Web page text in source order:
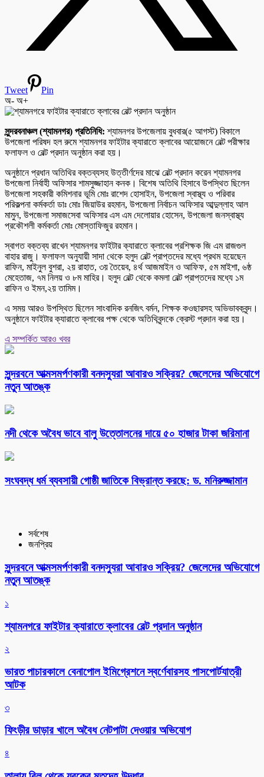
Tweet
Pin
অ- অ+
সুন্দরবনাঞ্চল (শ্যামনগর) প্রতিনিধি: শ্যামনগর উপজেলায় বুধবার(৫ আগস্ট) বিকালে
উপজেলা পরিষদ হল রুমে শ্যামনগর ফাইটার ক্যারাতে ক্লাবের আয়োজনে বেল্ট পরীক্ষার
ফলাফল ও বেল্ট প্রদান অনুষ্ঠান করা হয়।
অনুষ্ঠানে প্রধান অতিথির বক্তব্যসহ উত্তীর্ণদের মাঝে বেল্ট প্রদান করেন শ্যামনগর
উপজেলা নির্বাহী অফিসার শামসুজ্জাহান কনক। বিশেষ অতিথি হিসাবে উপস্থিত ছিলেন
উপজেলা সহকারী কমিশনার ভূমি মোঃ রাশেদ হোসাইন, উপজেলা স্বাস্থ্য ও পরিবার
পরিকল্পনা কর্মকর্তা ডাঃ মোঃ জিয়াউর রহমান, উপজেলা নির্বাচন অফিসার আব্দুল্লাহ আল
মামুন, উপজেলা সমাজসেবা অফিসার এস এম দেলোয়ার হোসেন, উপজেলা জনস্বাস্থ্য
প্রকৌশলী কর্মকর্তা মোঃ মোস্তাফিজুর রহমান।
স্বাগত বক্তব্য রাখেন শ্যামনগর ফাইটার ক্যারাতে ক্লাবের প্রশিক্ষক জি এম রাজগুল
বাহার রাজু। ফলাফল অনুযায়ী সাদা থেকে হলুদ বেল্ট প্রাপ্তদের মধ্যে প্রথম হয়েছেন
রাফিন, মাইনুল বুশরা, ২য় রাহাত, ৩য় তৈয়েব, ৪র্থ আজমাইন ও আফিফ, ৫ম মাইশা, ৬ষ্ঠ
মেহেতাজ, ৭ম নিলয় ও ৮ম মাহির। হলুদ বেল্ট থেকে কমলা বেল্ট প্রাপ্তদের মধ্যে ১ম
রাফিন ও ইমন,২য় তামিম।
এ সময় আরও উপস্থিত ছিলেন সাংবাদিক রনজিৎ বর্মন, শিক্ষক কওছারসহ অভিভাবকবৃন্দ।
অনুষ্ঠানে ফাইটার ক্যারাতে ক্লাবের পক্ষ থেকে অতিথিবৃন্দকে ক্রেস্ট প্রদান করা হয়।
এ সম্পর্কিত আরও খবর
সুন্দরবনে আত্মসমর্পণকারী বনদস্যুরা আবারও সক্রিয়? জেলেদের অভিযোগে
নতুন আতঙ্ক
নদী থেকে অবৈধ ভাবে বালু উত্তোলনের দায়ে ৫০ হাজার টাকা জরিমানা
সংঘবদ্ধ ধর্ম ব্যবসায়ী গোষ্ঠী জাতিকে বিভ্রান্ত করছে: ড. মনিরুজ্জামান
সর্বশেষ
জনপ্রিয়
সুন্দরবনে আত্মসমর্পণকারী বনদস্যুরা আবারও সক্রিয়? জেলেদের অভিযোগে
নতুন আতঙ্ক
১
শ্যামনগরে ফাইটার ক্যারাতে ক্লাবের বেল্ট প্রদান অনুষ্ঠান
২
ভারত পাচারকালে বেনাপোল ইমিগ্রেশনে স্বর্ণেবারসহ পাসপোর্টযাত্রী
আটক
৩
ফিংড়ীর ডাড়ার খালে অবৈধ নেটপাটা দেওয়ার অভিযোগ
৪